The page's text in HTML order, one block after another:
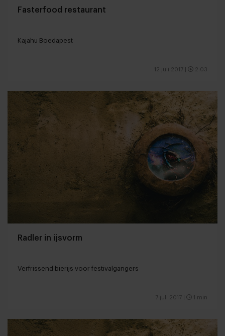
Fasterfood restaurant
Kajahu Boedapest
12 juli 2017 2:03
Radler in ijsvorm
Verfrissend bierijs voor festivalgangers
7 juli 2017 1 min